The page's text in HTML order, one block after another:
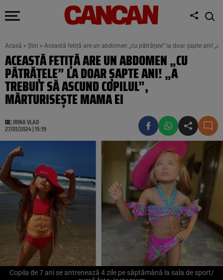
Acasă » Știri » Această fetiță are un abdomen „cu pătrățele” la doar șapte ani!
ACEASTĂ FETIȚĂ ARE UN ABDOMEN „CU
PĂTRĂȚELE” LA DOAR ȘAPTE ANI! „A
TREBUIT SĂ ASCUND COPILUL”,
MĂRTURISEȘTE MAMA EI
DE:IRINA VLAD
27/01/2024 | 15:19
Copila de 7 ani se antrenează 4 zile pe săptămână la sala de sport/